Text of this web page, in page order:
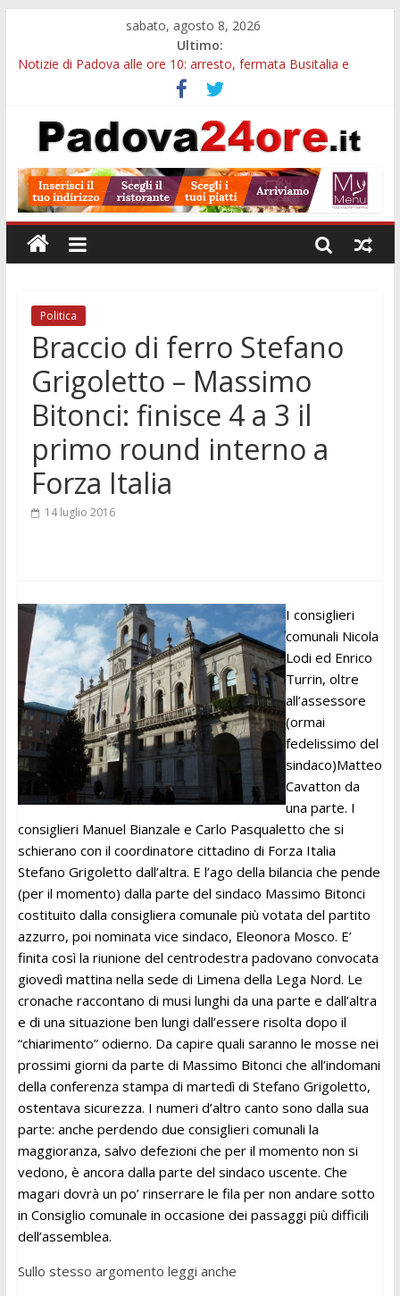
sabato, agosto 8, 2026
Ultimo:
Notizie di Padova alle ore 10: arresto, fermata Busitalia e
Notizie di Padova alle ore 23: maltrattamenti, arresto a
Limena e progetto Cool Shop
Bando sicurezza urbana Veneto: 650mila euro per Comuni e
Sicurezza esodo estivo Padova: più controlli su strade, stazioni
e treni
Bonus trasporto pubblico Veneto: 200 euro per l’abbonamento
annuale
Politica
Braccio di ferro Stefano
Grigoletto – Massimo
Bitonci: finisce 4 a 3 il
primo round interno a
Forza Italia
14 luglio 2016
I consiglieri
comunali Nicola
Lodi ed Enrico
Turrin, oltre
all’assessore
(ormai
fedelissimo del
sindaco)Matteo
Cavatton da
una parte. I
consiglieri Manuel Bianzale e Carlo Pasqualetto che si
schierano con il coordinatore cittadino di Forza Italia
Stefano Grigoletto dall’altra. E l’ago della bilancia che pende
(per il momento) dalla parte del sindaco Massimo Bitonci
costituito dalla consigliera comunale più votata del partito
azzurro, poi nominata vice sindaco, Eleonora Mosco. E’
finita così la riunione del centrodestra padovano convocata
giovedì mattina nella sede di Limena della Lega Nord. Le
cronache raccontano di musi lunghi da una parte e dall’altra
e di una situazione ben lungi dall’essere risolta dopo il
“chiarimento” odierno. Da capire quali saranno le mosse nei
prossimi giorni da parte di Massimo Bitonci che all’indomani
della conferenza stampa di martedì di Stefano Grigoletto,
ostentava sicurezza. I numeri d’altro canto sono dalla sua
parte: anche perdendo due consiglieri comunali la
maggioranza, salvo defezioni che per il momento non si
vedono, è ancora dalla parte del sindaco uscente. Che
magari dovrà un po’ rinserrare le fila per non andare sotto
in Consiglio comunale in occasione dei passaggi più difficili
dell’assemblea.
Sullo stesso argomento leggi anche